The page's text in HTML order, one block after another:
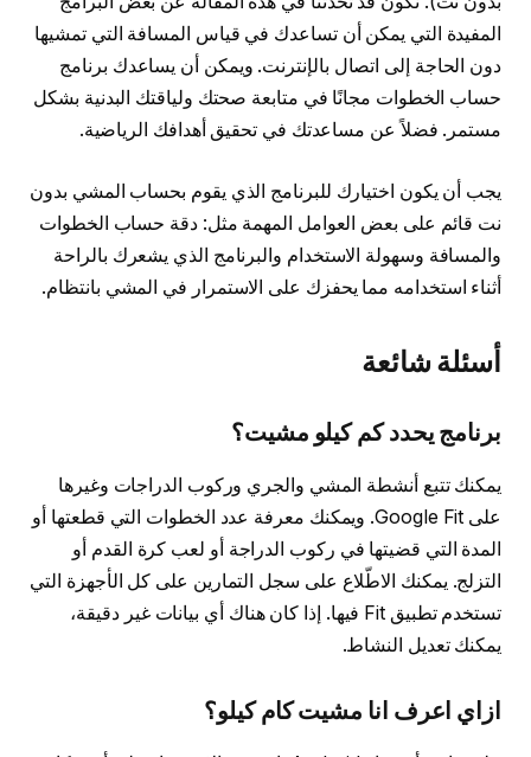
المفيدة التي يمكن أن تساعدك في قياس المسافة التي تمشيها
دون الحاجة إلى اتصال بالإنترنت. ويمكن أن يساعدك برنامج
حساب الخطوات مجانًا في متابعة صحتك ولياقتك البدنية بشكل
مستمر. فضلاً عن مساعدتك في تحقيق أهدافك الرياضية.
يجب أن يكون اختيارك للبرنامج الذي يقوم بحساب المشي بدون
نت قائم على بعض العوامل المهمة مثل: دقة حساب الخطوات
والمسافة وسهولة الاستخدام والبرنامج الذي يشعرك بالراحة
أثناء استخدامه مما يحفزك على الاستمرار في المشي بانتظام.
أسئلة شائعة
برنامج يحدد كم كيلو مشيت؟
يمكنك تتبع أنشطة المشي والجري وركوب الدراجات وغيرها
على Google Fit. ويمكنك معرفة عدد الخطوات التي قطعتها أو
المدة التي قضيتها في ركوب الدراجة أو لعب كرة القدم أو
التزلج. يمكنك الاطّلاع على سجل التمارين على كل الأجهزة التي
تستخدم تطبيق Fit فيها. إذا كان هناك أي بيانات غير دقيقة،
يمكنك تعديل النشاط.
ازاي اعرف انا مشيت كام كيلو؟